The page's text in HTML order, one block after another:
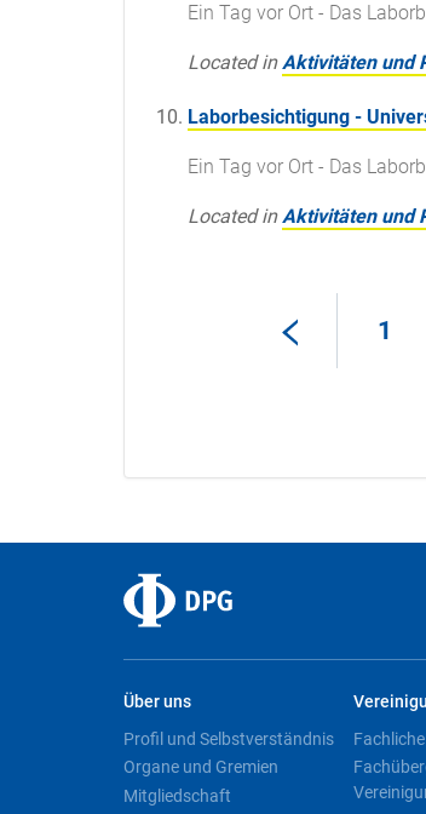
Ein Tag vor Ort - Das
Located in Aktivitäten und
Laborbesichtigung -
Ein Tag vor Ort - Das
Located in Aktivitäten und
1
Über uns
Profil und Selbstverständnis
Organe und Gremien
Mitgliedschaft